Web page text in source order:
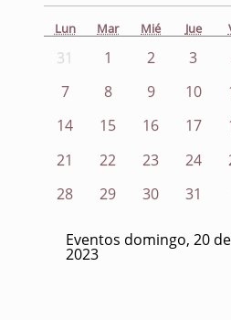
Lun Mar Mié Jue
31 1 2 3
7
8 9 10
14
15 16 17
21
22 23 24
28
29 30 31
Eventos domingo, 20
2023